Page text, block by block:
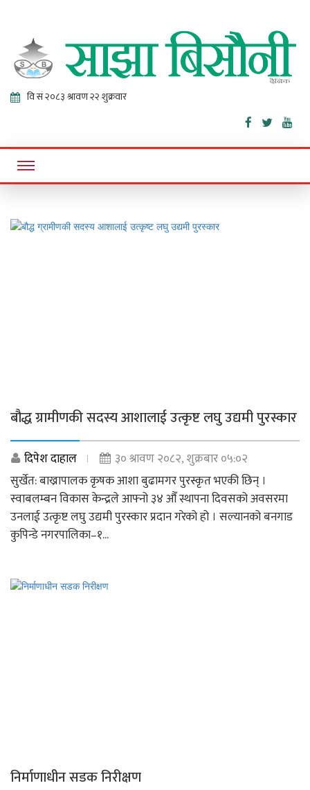
Sajha
Bisaunee
Online News Portal
बौद्ध ग्रामीणकी सदस्य आशालाई उत्कृष्ट लघु उद्यमी पुरस्कार
दिपेश दाहाल
३० श्रावण २०८२, शुक्रबार ०५:०२
सुर्खेत: बाख्रापालक कृषक आशा बुढामगर पुरस्कृत भएकी छिन् ।
स्वाबलम्बन विकास केन्द्रले आफ्नो ३४ औँ स्थापना दिवसको अवसरमा
उनलाई उत्कृष्ट लघु उद्यमी पुरस्कार प्रदान गरेको हो । सल्यानको बनगाड
कुपिन्डे नगरपालिका–१...
निर्माणाधीन सडक निरीक्षण